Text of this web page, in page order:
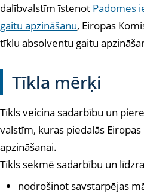
dalībvalstīm īstenot Padomes
gaitu apzināšanu, Eiropas
tīklu absolventu gaitu
Tīkla mērķi
Tīkls veicina sadarbību un
valstīm, kuras piedalās
apzināšanai.
Tīkls sekmē sadarbību un
nodrošinot savstarpējas